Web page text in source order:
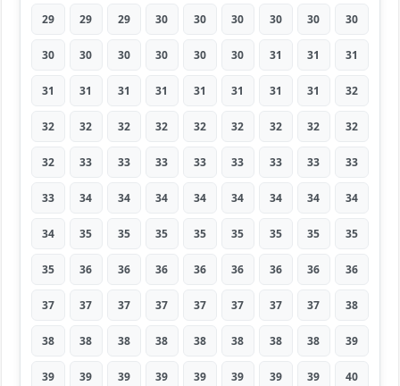
29 29 29 30 30 30 30 30 30
30 30 30 30 30 30 31 31 31
31 31 31 31 31 31 31 31 32
32 32 32 32 32 32 32 32 32
32 33 33 33 33 33 33 33 33
33 34 34 34 34 34 34 34 34
34 35 35 35 35 35 35 35 35
35 36 36 36 36 36 36 36 36
37 37 37 37 37 37 37 37 38
38 38 38 38 38 38 38 38 39
39 39 39 39 39 39 39 39 40